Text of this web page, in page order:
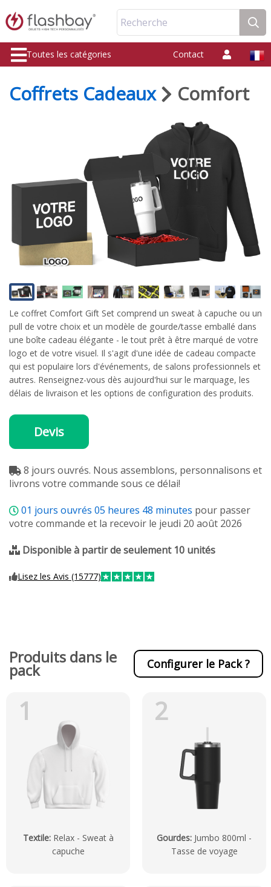
Recherche
Toutes les catégories Contact
Coffrets Cadeaux Comfort
Le coffret Comfort Gift Set comprend un sweat à capuche ou un
pull de votre choix et un modèle de gourde/tasse emballé dans
une boîte cadeau élégante - le tout prêt à être marqué de votre
logo et de votre visuel. Il s'agit d'une idée de cadeau compacte
qui est populaire lors d'événements, de salons professionnels et
autres. Renseignez-vous dès aujourd'hui sur le marquage, les
délais de livraison et les options de configuration des produits.
Devis
8 jours ouvrés. Nous assemblons, personnalisons et
livrons votre commande sous ce délai!
01 jours ouvrés 05 heures 48 minutes pour passer
votre commande et la recevoir le jeudi 20 août 2026
Disponible à partir de seulement 10 unités
Lisez les Avis (15777)
Produits dans le
pack Configurer le Pack ?
1
Textile: Relax - Sweat à
capuche
2
Gourdes: Jumbo 800ml -
Tasse de voyage